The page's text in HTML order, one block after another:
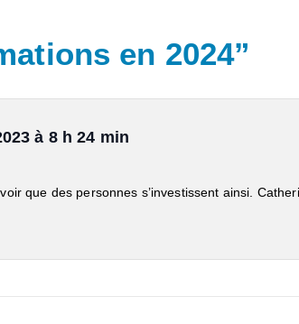
en 2024”
à 8 h 24 min
que des personnes s’investissent ainsi.